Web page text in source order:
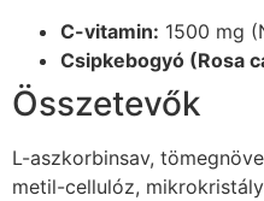
C-vitamin: 1500 mg
Csipkebogyó (Rosa
Összetevők
L-aszkorbinsav,
metil-cellulóz,